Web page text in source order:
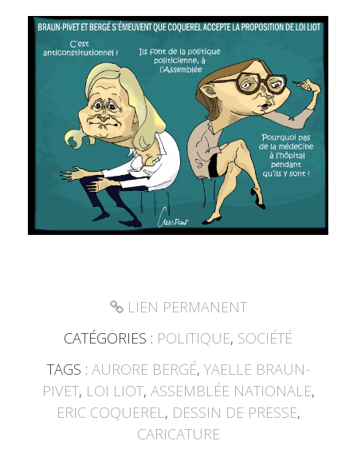
LIEN PERMANENT
CATÉGORIES : POLITIQUE, SOCIÉTÉ
TAGS : AURORE BERGÉ, YAELLE BRAUN-
PIVET, LOI LIOT, ASSEMBLÉE NATIONALE,
ERIC COQUEREL, DESSIN DE PRESSE,
CARICATURE